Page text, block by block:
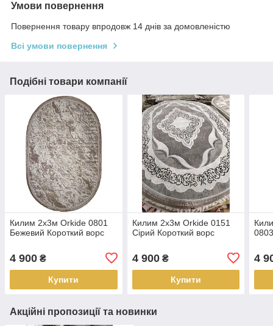
Умови повернення
Повернення товару впродовж 14 днів за домовленістю
Всі умови повернення
Подібні товари компанії
Килим 2x3м Orkide 0801
Бежевий Короткий ворс
4 900 ₴
Купити
Килим 2х3м Orkide 0151
Сірий Короткий ворс
4 900₴
Купити
4
Акційні пропозиції та новинки